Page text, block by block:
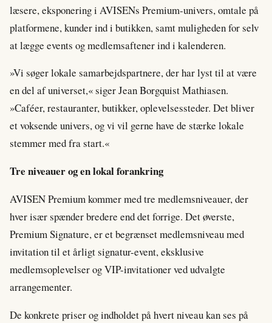
læsere, eksponering i AVISENs Premium-univers, omtale på
platformene, kunder ind i butikken, samt muligheden for selv
at lægge events og medlemsaftener ind i kalenderen.
»Vi søger lokale samarbejdspartnere, der har lyst til at være
en del af universet,« siger Jean Borgquist Mathiasen.
»Caféer, restauranter, butikker, oplevelsessteder. Det bliver
et voksende univers, og vi vil gerne have de stærke lokale
stemmer med fra start.«
Tre niveauer og en lokal forankring
AVISEN Premium kommer med tre medlemsniveauer, der
hver især spænder bredere end det forrige. Det øverste,
Premium Signature, er et begrænset medlemsniveau med
invitation til et årligt signatur-event, eksklusive
medlemsoplevelser og VIP-invitationer ved udvalgte
arrangementer.
De konkrete priser og indholdet på hvert niveau kan ses på